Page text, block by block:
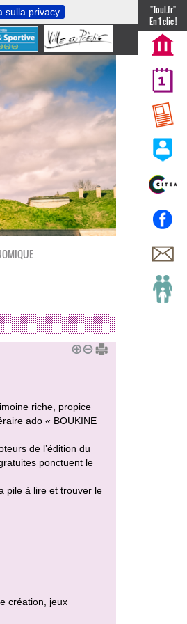
sulla privacy
"Toul.fr"
En 1 clic !
riche, propice
ado « BOUKINE
de l’édition du
ponctuent le
pile à lire et trouver le
création, jeux